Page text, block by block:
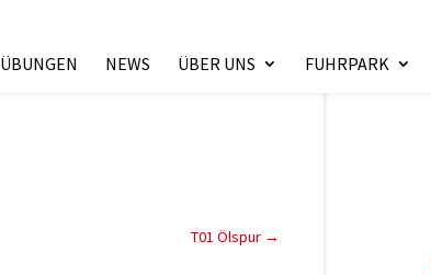
ÜBUNGEN NEWS ÜBER UNS FUHRPARK
T01 Ölspur →